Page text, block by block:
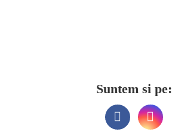
Suntem si pe: